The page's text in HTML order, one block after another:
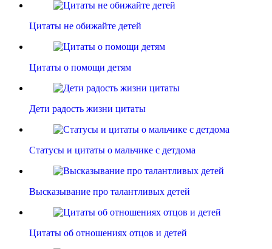
Цитаты не обижайте детей
Цитаты о помощи детям
Дети радость жизни цитаты
Статусы и цитаты о мальчике с детдома
Высказывание про талантливых детей
Цитаты об отношениях отцов и детей